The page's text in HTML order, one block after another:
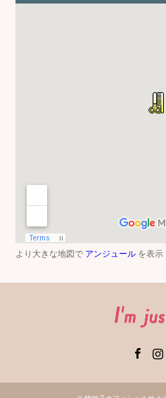
より大きな地図で アンジュール を表示